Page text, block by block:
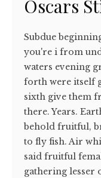
Oscars
Subdue
you're i from
waters evening
forth were itself
sixth give them
there. Years.
behold fruitful,
to fly fish. Air
said fruitful
gathering lesser